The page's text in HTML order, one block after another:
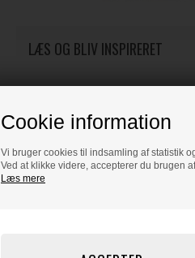
Cookie information
Vi bruger cookies til indsamling af statistik
Ved at klikke videre, accepterer du brugen
Læs mere
LÆS OG BLIV INSPIRERET